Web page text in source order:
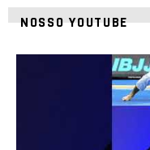
NOSSO YOUTUBE